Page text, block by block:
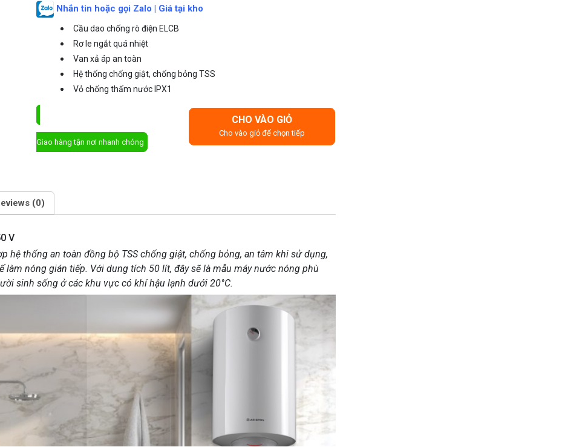
Nhắn tin hoặc gọi Zalo | Giá tại kho
Cầu dao chống rò điện ELCB
Rơ le ngắt quá nhiệt
Van xả áp an toàn
Hệ thống chống giật, chống bỏng TSS
Vỏ chống thấm nước IPX1
Giao hàng tận nơi nhanh chóng
CHO VÀO GIỎ
Cho vào giỏ để chọn tiếp
(0)
V
hệ thống an toàn đồng bộ TSS chống giật, chống bỏng, an tâm khi sử dụng,
nóng gián tiếp. Với dung tích 50 lít, đây sẽ là mẫu máy nước nóng phù
sinh sống ở các khu vực có khí hậu lạnh dưới 20°C.